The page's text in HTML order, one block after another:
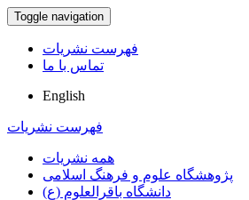
Toggle navigation
فهرست نشریات
تماس با ما
English
فهرست نشریات
همه نشریات
پژوهشگاه علوم و فرهنگ اسلامی
دانشگاه باقرالعلوم (ع)